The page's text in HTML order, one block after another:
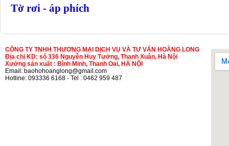
Tờ rơi - áp phích
CÔNG TY TNHH THƯƠNG MẠI DỊCH VỤ VÀ TƯ VẤN HOÀNG LONG
Địa chỉ KD: số 336 Nguyễn Huy Tưởng, Thanh Xuân, Hà Nội
Xưởng sản xuất : Bình Minh, Thanh Oai, HÀ NỘI
Email: baohohoanglong@gmail.com
Hotline: 093336 6168 - Tel : 0462 959 487